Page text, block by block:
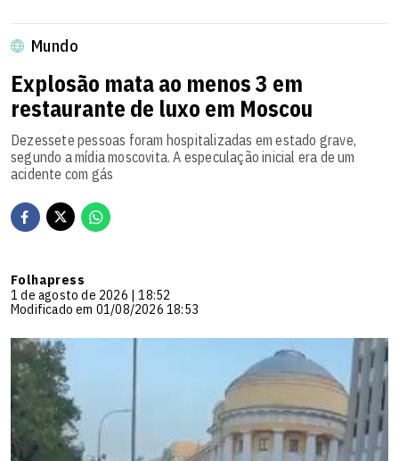
Mundo
Explosão mata ao menos 3 em
restaurante de luxo em Moscou
Dezessete pessoas foram hospitalizadas em estado grave,
segundo a mídia moscovita. A especulação inicial era de um
acidente com gás
Folhapress
1 de agosto de 2026 | 18:52
Modificado em 01/08/2026 18:53